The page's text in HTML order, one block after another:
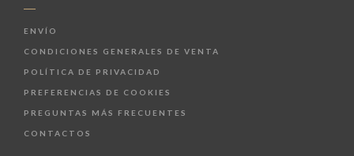
ENVÍO
CONDICIONES GENERALES DE VENTA
POLÍTICA DE PRIVACIDAD
PREFERENCIAS DE COOKIES
PREGUNTAS MÁS FRECUENTES
CONTACTOS